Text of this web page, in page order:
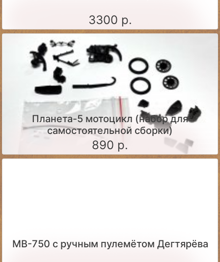
3300 р.
Планета-5 мотоцикл (набор для
самостоятельной сборки)
890 р.
МВ-750 с ручным пулемётом Дегтярёва